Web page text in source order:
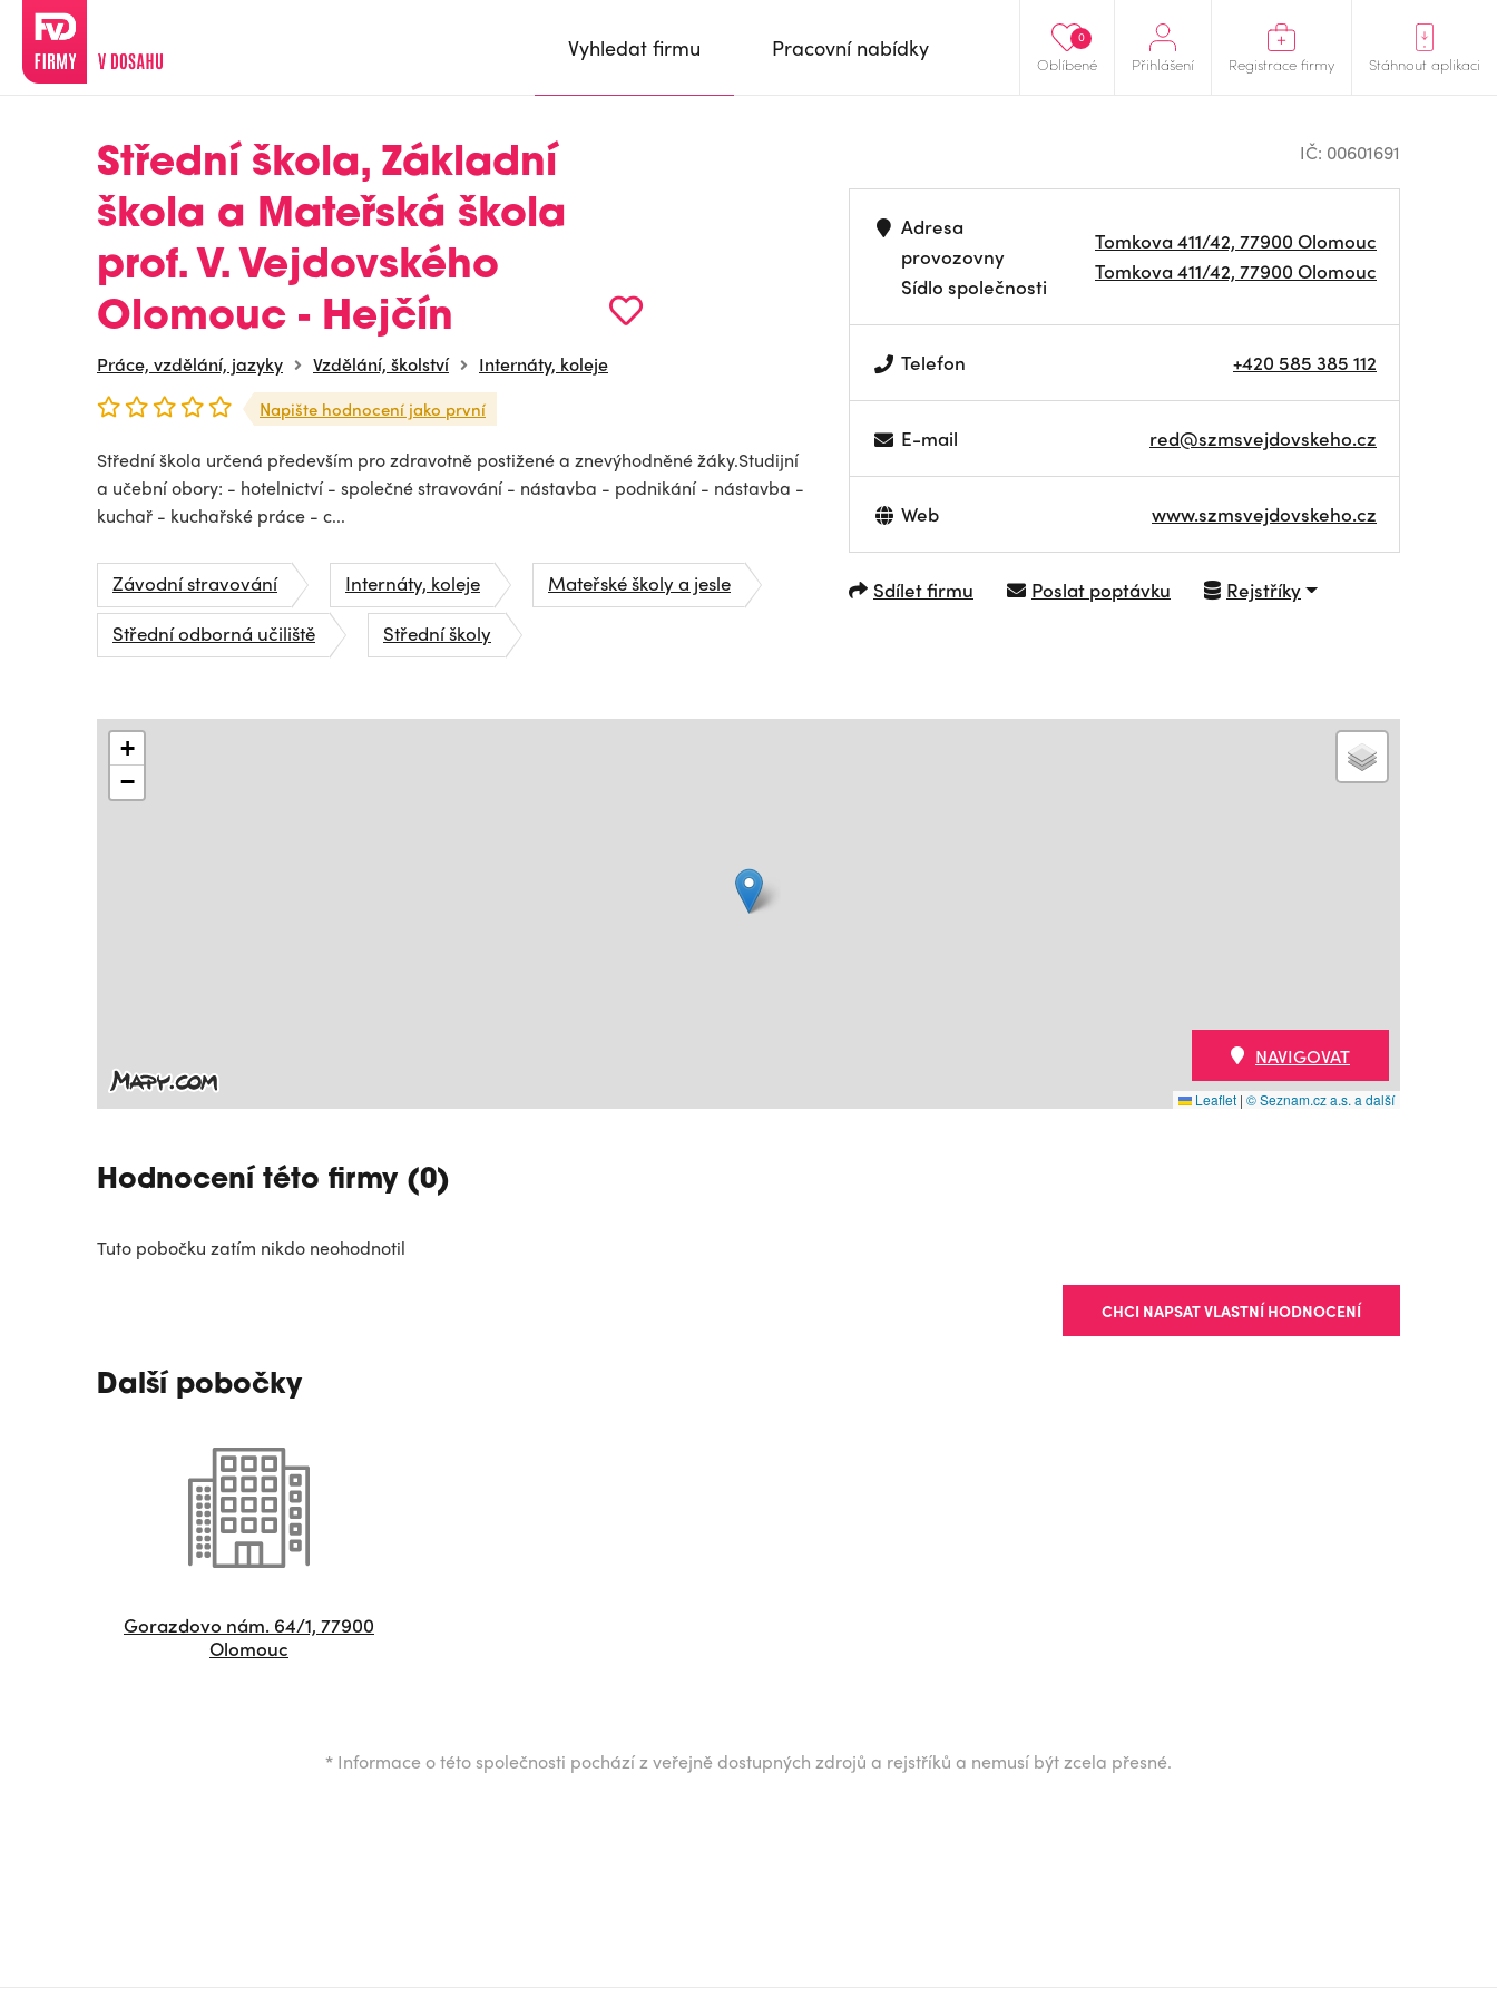
Oblíbené
0
Přihlášení Registrace firmy Stáhnout aplikaci
Vyhledat firmu Pracovní nabídky
Střední škola, Základní
škola a Mateřská škola
prof. V. Vejdovského
Olomouc - Hejčín
Práce, vzdělání, jazyky Vzdělání, školství Internáty, koleje
Napište hodnocení jako první
Střední škola určená především pro zdravotně postižené a znevýhodněné žáky.Studijní
a učební obory: - hotelnictví - společné stravování - nástavba - podnikání - nástavba -
kuchař - kuchařské práce - c...
Závodní stravování Internáty, koleje
Mateřské školy a jesle
Střední odborná učiliště
Střední školy
IČ: 00601691
Adresa
provozovny
Sídlo společnosti
Tomkova 411/42, 77900 Olomouc
Tomkova 411/42, 77900 Olomouc
Telefon +420 585 385 112
E-mail red@szmsvejdovskeho.cz
Web www.szmsvejdovskeho.cz
Sdílet firmu Poslat poptávku Rejstříky
+
−
Leaflet | © Seznam.cz a.s. a další
NAVIGOVAT
Hodnocení této firmy (0)
Tuto pobočku zatím nikdo neohodnotil
CHCI NAPSAT VLASTNÍ HODNOCENÍ
Další pobočky
Gorazdovo nám. 64/1, 77900
Olomouc
* Informace o této společnosti pochází z veřejně dostupných zdrojů a rejstříků a nemusí být zcela přesné.